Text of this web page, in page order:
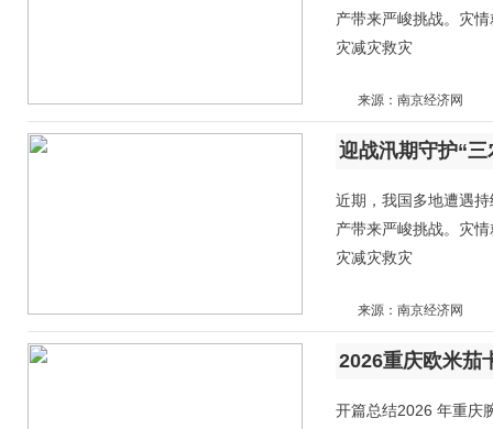
产带来严峻挑战。灾
灾减灾救灾
来源：南京经济网
近期，我国多地遭遇
产带来严峻挑战。灾
灾减灾救灾
来源：南京经济网
开篇总结2026 年重庆